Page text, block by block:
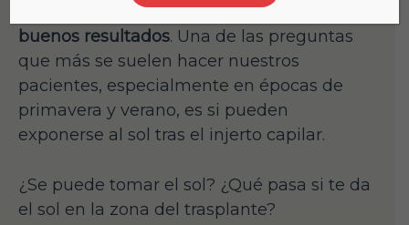
cuidados tras la intervención para asegurar
buenos resultados. Una de las preguntas
que más se suelen hacer nuestros
pacientes, especialmente en épocas de
primavera y verano, es si pueden
exponerse al sol tras el injerto capilar.
¿Se puede tomar el sol? ¿Qué pasa si te da
el sol en la zona del trasplante?